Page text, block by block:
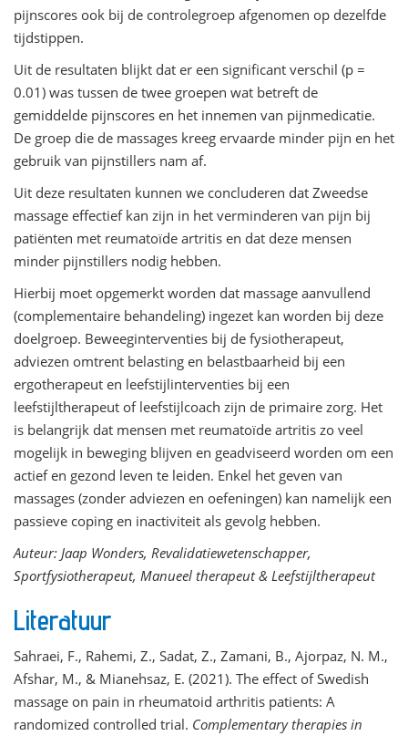
pijnscores ook bij de controlegroep afgenomen op dezelfde
tijdstippen.
Uit de resultaten blijkt dat er een significant verschil (p =
0.01) was tussen de twee groepen wat betreft de
gemiddelde pijnscores en het innemen van pijnmedicatie.
De groep die de massages kreeg ervaarde minder pijn en het
gebruik van pijnstillers nam af.
Uit deze resultaten kunnen we concluderen dat Zweedse
massage effectief kan zijn in het verminderen van pijn bij
patiënten met reumatoïde artritis en dat deze mensen
minder pijnstillers nodig hebben.
Hierbij moet opgemerkt worden dat massage aanvullend
(complementaire behandeling) ingezet kan worden bij deze
doelgroep. Beweeginterventies bij de fysiotherapeut,
adviezen omtrent belasting en belastbaarheid bij een
ergotherapeut en leefstijlinterventies bij een
leefstijltherapeut of leefstijlcoach zijn de primaire zorg. Het
is belangrijk dat mensen met reumatoïde artritis zo veel
mogelijk in beweging blijven en geadviseerd worden om een
actief en gezond leven te leiden. Enkel het geven van
massages (zonder adviezen en oefeningen) kan namelijk een
passieve coping en inactiviteit als gevolg hebben.
Auteur: Jaap Wonders, Revalidatiewetenschapper,
Sportfysiotherapeut, Manueel therapeut & Leefstijltherapeut
Literatuur
Sahraei, F., Rahemi, Z., Sadat, Z., Zamani, B., Ajorpaz, N. M.,
Afshar, M., & Mianehsaz, E. (2021). The effect of Swedish
massage on pain in rheumatoid arthritis patients: A
randomized controlled trial. Complementary therapies in